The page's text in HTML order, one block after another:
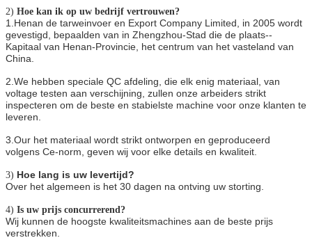
2) Hoe kan ik op uw bedrijf vertrouwen?
1.Henan de tarweinvoer en Export Company Limited, in 2005 wordt
gevestigd, bepaalden van in Zhengzhou-Stad die de plaats--
Kapitaal van Henan-Provincie, het centrum van het vasteland van
China.
2.We hebben speciale QC afdeling, die elk enig materiaal, van
voltage testen aan verschijning, zullen onze arbeiders strikt
inspecteren om de beste en stabielste machine voor onze klanten te
leveren.
3.Our het materiaal wordt strikt ontworpen en geproduceerd
volgens Ce-norm, geven wij voor elke details en kwaliteit.
3) Hoe lang is uw levertijd?
Over het algemeen is het 30 dagen na ontving uw storting.
4) Is uw prijs concurrerend?
Wij kunnen de hoogste kwaliteitsmachines aan de beste prijs
verstrekken.